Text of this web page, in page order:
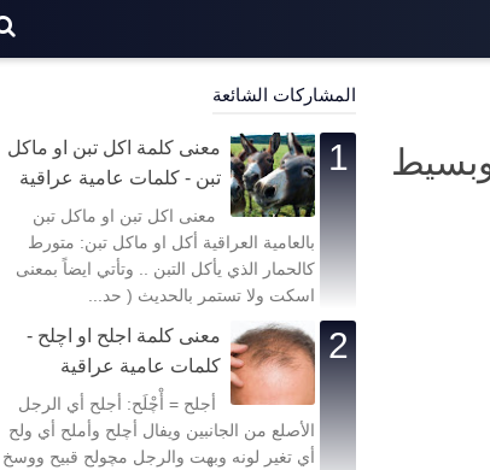
المشاركات الشائعة
معنى كلمة اكل تبن او ماكل
تبن - كلمات عامية عراقية
معنى اكل تبن او ماكل تبن
بالعامية العراقية أكل او ماكل تبن: متورط
كالحمار الذي يأكل التبن .. وتأتي ايضاً بمعنى
اسكت ولا تستمر بالحديث ( حد...
معنى كلمة اجلح او اچلح -
كلمات عامية عراقية
أجلح = أْچْلَح: أجلح أي الرجل
الأصلع من الجانبين ويفال أچلح وأملح أي ولح
أي تغير لونه وبهت والرجل مچولح قبيح ووسخ